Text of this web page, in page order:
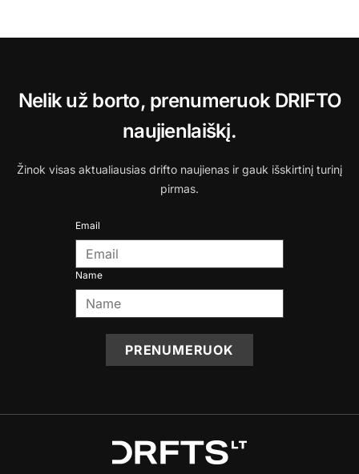
Nelik už borto, prenumeruok DRIFTO
naujienlaiškį.
Žinok visas aktualiausias drifto naujienas ir gauk išskirtinį turinį
pirmas.
Email
Name
PRENUMERUOK